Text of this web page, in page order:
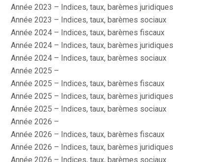
Année 2023 – Indices, taux, barèmes juridiques
Année 2023 – Indices, taux, barèmes sociaux
Année 2024 – Indices, taux, barèmes fiscaux
Année 2024 – Indices, taux, barèmes juridiques
Année 2024 – Indices, taux, barèmes sociaux
Année 2025 –
Année 2025 – Indices, taux, barèmes fiscaux
Année 2025 – Indices, taux, barèmes juridiques
Année 2025 – Indices, taux, barèmes sociaux
Année 2026 –
Année 2026 – Indices, taux, barèmes fiscaux
Année 2026 – Indices, taux, barèmes juridiques
Année 2026 – Indices, taux, barèmes sociaux